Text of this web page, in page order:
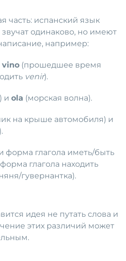
часть: испанский язык
одинаково, но имеют
например:
vino (прошедшее время
venir).
иola (морская волна).
на крыше автомобиля) и
форма глагола иметь/быть
глагола находить
гувернантка).
идея не путать слова и
этих различий может